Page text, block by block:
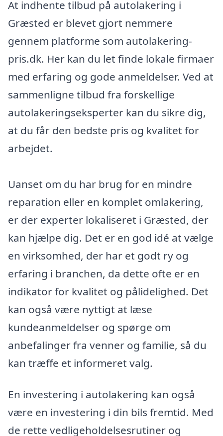
At indhente tilbud på autolakering i
Græsted er blevet gjort nemmere
gennem platforme som autolakering-
pris.dk. Her kan du let finde lokale firmaer
med erfaring og gode anmeldelser. Ved at
sammenligne tilbud fra forskellige
autolakeringseksperter kan du sikre dig,
at du får den bedste pris og kvalitet for
arbejdet.
Uanset om du har brug for en mindre
reparation eller en komplet omlakering,
er der experter lokaliseret i Græsted, der
kan hjælpe dig. Det er en god idé at vælge
en virksomhed, der har et godt ry og
erfaring i branchen, da dette ofte er en
indikator for kvalitet og pålidelighed. Det
kan også være nyttigt at læse
kundeanmeldelser og spørge om
anbefalinger fra venner og familie, så du
kan træffe et informeret valg.
En investering i autolakering kan også
være en investering i din bils fremtid. Med
de rette vedligeholdelsesrutiner og